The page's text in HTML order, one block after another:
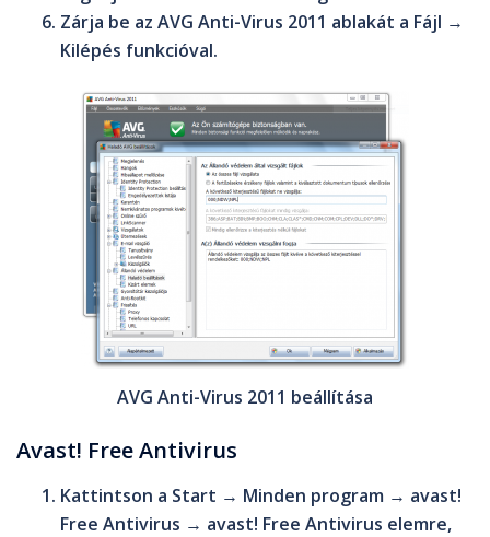
Zárja be az AVG Anti-Virus 2011 ablakát a Fájl →
Kilépés funkcióval.
AVG Anti-Virus 2011 beállítása
Avast! Free Antivirus
Kattintson a Start → Minden program → avast!
Free Antivirus → avast! Free Antivirus elemre,